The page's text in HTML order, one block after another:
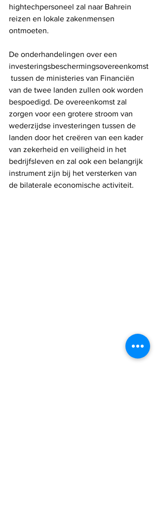
hightechpersoneel zal naar Bahrein
reizen en lokale zakenmensen
ontmoeten.
De onderhandelingen over een
investeringsbeschermingsovereenkomst
tussen de ministeries van Financiën
van de twee landen zullen ook worden
bespoedigd. De overeenkomst zal
zorgen voor een grotere stroom van
wederzijdse investeringen tussen de
landen door het creëren van een kader
van zekerheid en veiligheid in het
bedrijfsleven en zal ook een belangrijk
instrument zijn bij het versterken van
de bilaterale economische activiteit.